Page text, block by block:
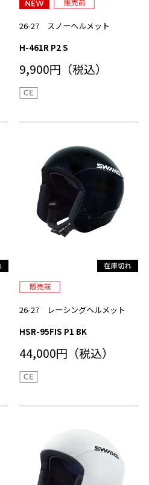
26-27 スノーヘルメット
H-461R P2 S
9,900円（税込）
26-27 レーシングヘルメット
HSR-95FIS P1 BK
44,000円（税込）